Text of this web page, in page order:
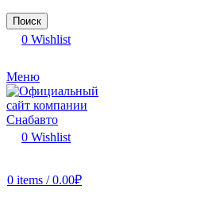
Поиск
0 Wishlist
Меню
0 Wishlist
0 items / 0.00₽